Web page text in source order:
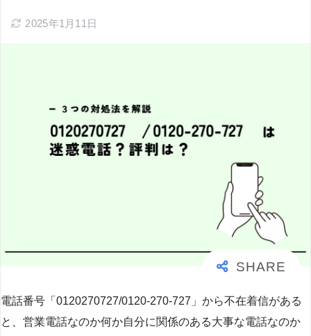
2025年1月11日
電話番号「0120270727/0120-270-727」から不在着信がある
と、営業電話なのか何か自分に関係のある大事な電話なのか